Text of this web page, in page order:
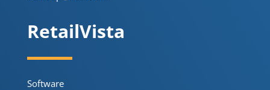
RetailVista
Software